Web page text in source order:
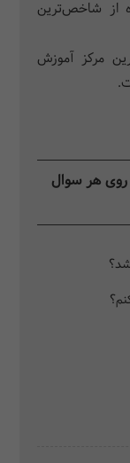
از شاخص‌ترین
مرکز آموزش
روی هر سوال